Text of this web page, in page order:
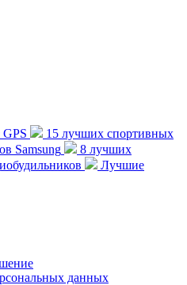
15 лучших спортивных
Samsung
8 лучших
Лучшие
данных